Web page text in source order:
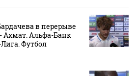
в перерыве
Ахмат. Альфа-Банк
Футбол